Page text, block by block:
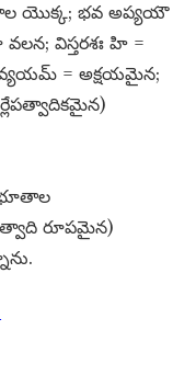
యొక్క; భవ అప్యయౌ
విస్తరశః హి =
= అక్షయమైన;
భూతాల
రూపమైన)